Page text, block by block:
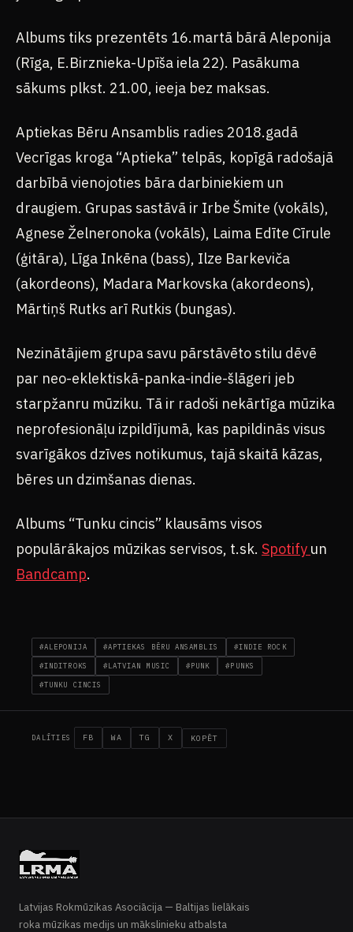
Albums tiks prezentēts 16.martā bārā Aleponija
(Rīga, E.Birznieka-Upīša iela 22). Pasākuma
sākums plkst. 21.00, ieeja bez maksas.
Aptiekas Bēru Ansamblis radies 2018.gadā
Vecrīgas kroga “Aptieka” telpās, kopīgā radošajā
darbībā vienojoties bāra darbiniekiem un
draugiem. Grupas sastāvā ir Irbe Šmite (vokāls),
Agnese Želneronoka (vokāls), Laima Edīte Cīrule
(ģitāra), Līga Inkēna (bass), Ilze Barkeviča
(akordeons), Madara Markovska (akordeons),
Mārtiņš Rutks arī Rutkis (bungas).
Nezinātājiem grupa savu pārstāvēto stilu dēvē
par neo-eklektiskā-panka-indie-šlāgeri jeb
starpžanru mūziku. Tā ir radoši nekārtīga mūzika
neprofesionāļu izpildījumā, kas papildinās visus
svarīgākos dzīves notikumus, tajā skaitā kāzas,
bēres un dzimšanas dienas.
Albums “Tunku cincis” klausāms visos
populārākajos mūzikas servisos, t.sk. Spotify un
Bandcamp.
#ALEPONIJA #APTIEKAS BĒRU ANSAMBLIS #INDIE ROCK
#INDITROKS #LATVIAN MUSIC #PUNK #PUNKS
#TUNKU CINCIS
DALĪTIES FB WA TG X KOPĒT
Latvijas Rokmūzikas Asociācija — Baltijas lielākais
roka mūzikas medijs un mākslinieku atbalsta
LIVE · ROCK RADIO
Rock Radio Latvia
SĀKUMS RAKSTI